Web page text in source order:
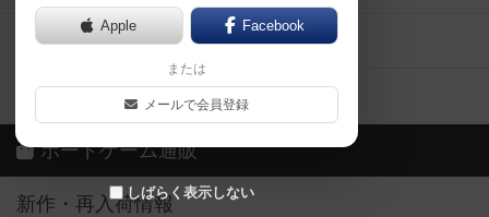
Apple Facebook
または
メールで会員登録
しばらく表示しない
ボードゲーム業界コラム
ボドゲーマご利用案内
ボードゲーム通販
新作・再入荷情報